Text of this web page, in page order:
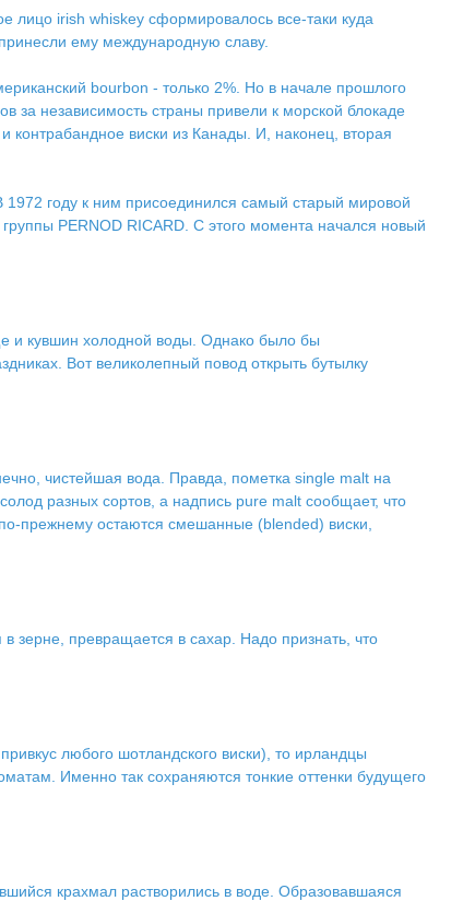
лицо irish whiskey сформировалось все-таки куда
ему международную славу.
bourbon - только 2%. Но в начале прошлого
за независимость страны привели к морской блокаде
виски из Канады. И, наконец, вторая
1972 году к ним присоединился самый старый мировой
PERNОD RICARD. С этого момента начался новый
и кувшин холодной воды. Однако было бы
Вот великолепный повод открыть бутылку
чистейшая вода. Правда, пометка single malt на
разных сортов, а надпись pure malt сообщает, что
прежнему остаются смешанные (blended) виски,
зерне, превращается в сахар. Надо признать, что
любого шотландского виски), то ирландцы
Именно так сохраняются тонкие оттенки будущего
крахмал растворились в воде. Образовавшаяся